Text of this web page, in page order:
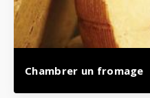
Chambrer un fromage